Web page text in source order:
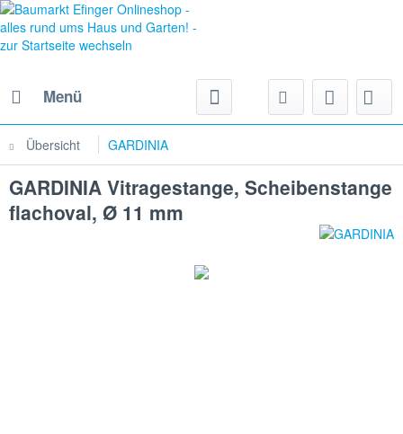
Menü
Übersicht GARDINIA
GARDINIA Vitragestange, Scheibenstange
flachoval, Ø 11 mm